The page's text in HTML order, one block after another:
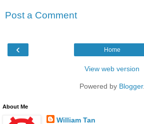
Post a Comment
‹ Home
View web version
Powered by Blogger.
About Me
William Tan